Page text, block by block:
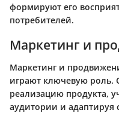
формируют его
потребителей.
Маркетинг и
Маркетинг и
играют ключевую роль.
реализацию продукта,
аудитории и адаптируя